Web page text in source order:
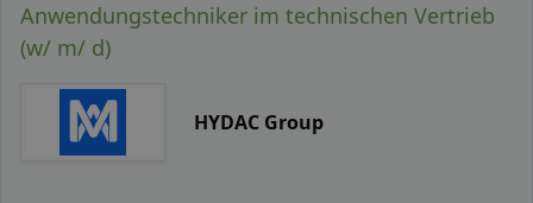
Anwendungstechniker im technischen Vertrieb
(w/ m/ d)
HYDAC Group